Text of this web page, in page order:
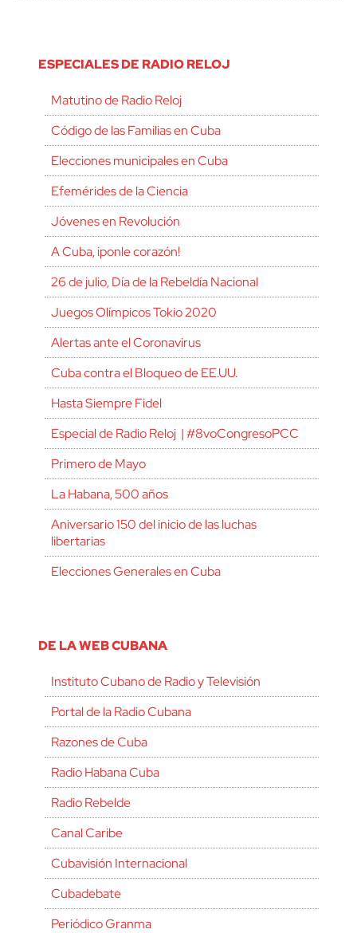
ESPECIALES DE RADIO RELOJ
Matutino de Radio Reloj
Código de las Familias en Cuba
Elecciones municipales en Cuba
Efemérides de la Ciencia
Jóvenes en Revolución
A Cuba, ¡ponle corazón!
26 de julio, Día de la Rebeldía Nacional
Juegos Olímpicos Tokio 2020
Alertas ante el Coronavirus
Cuba contra el Bloqueo de EE.UU.
Hasta Siempre Fidel
Especial de Radio Reloj | #8voCongresoPCC
Primero de Mayo
La Habana, 500 años
Aniversario 150 del inicio de las luchas
libertarias
Elecciones Generales en Cuba
DE LA WEB CUBANA
Instituto Cubano de Radio y Televisión
Portal de la Radio Cubana
Razones de Cuba
Radio Habana Cuba
Radio Rebelde
Canal Caribe
Cubavisión Internacional
Cubadebate
Periódico Granma